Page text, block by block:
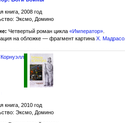
книга, 2008 год
Эксмо, Домино
Четвертый роман цикла«Император»
на обложке — фрагмент картинаХ. Мадрасо
книга, 2010 год
Эксмо, Домино